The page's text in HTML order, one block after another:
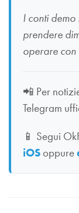
I conti
prendere
operare
📲 Per
Telegram
📱 Segui
iOSoppure